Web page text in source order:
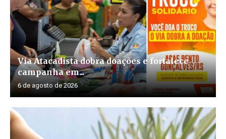
Via Atacadista dobra doações e fortalece
campanha em...
6 de agosto de 2026